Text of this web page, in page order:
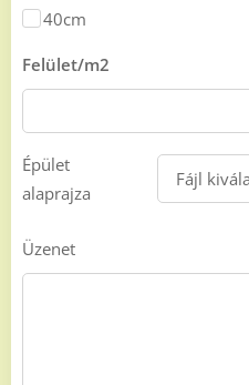
40cm
Felület/m2
Épület
alaprajza
Fájl
Üzenet